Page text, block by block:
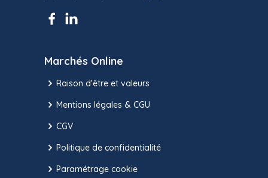
Marchés Online
Raison d’être et valeurs
Mentions légales & CGU
CGV
Politique de confidentialité
Paramétrage cookie